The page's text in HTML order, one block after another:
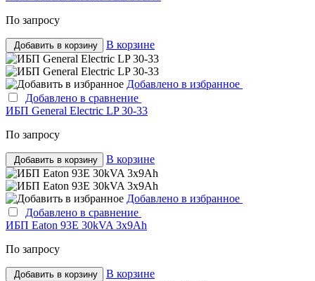
По запросу
Добавить в корзину В корзине
Добавлено в избранное
Добавлено в сравнение
ИБП General Electric LP 30-33
По запросу
Добавить в корзину В корзине
Добавлено в избранное
Добавлено в сравнение
ИБП Eaton 93E 30kVA 3x9Ah
По запросу
Добавить в корзину В корзине